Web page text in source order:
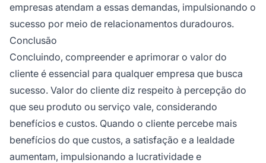
empresas atendam a essas demandas, impulsionando o
sucesso por meio de relacionamentos duradouros.
Conclusão
Concluindo, compreender e aprimorar o valor do
cliente é essencial para qualquer empresa que busca
sucesso. Valor do cliente diz respeito à percepção do
que seu produto ou serviço vale, considerando
benefícios e custos. Quando o cliente percebe mais
benefícios do que custos, a satisfação e a lealdade
aumentam, impulsionando a lucratividade e